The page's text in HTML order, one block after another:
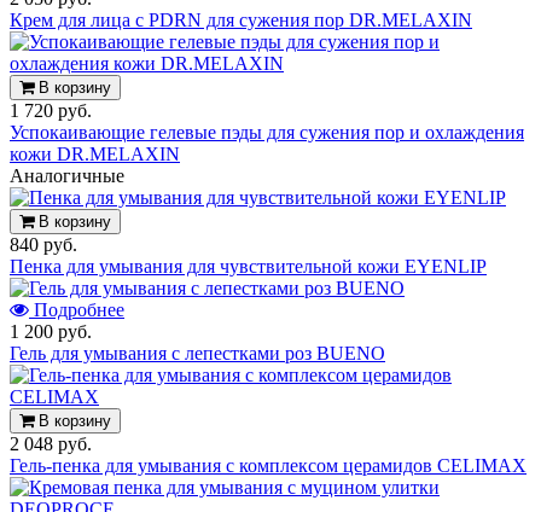
Крем для лица с PDRN для сужения пор DR.MELAXIN
В корзину
1 720 руб.
Успокаивающие гелевые пэды для сужения пор и охлаждения
кожи DR.MELAXIN
Аналогичные
В корзину
840 руб.
Пенка для умывания для чувствительной кожи EYENLIP
Подробнее
1 200 руб.
Гель для умывания с лепестками роз BUENO
В корзину
2 048 руб.
Гель-пенка для умывания с комплексом церамидов CELIMAX